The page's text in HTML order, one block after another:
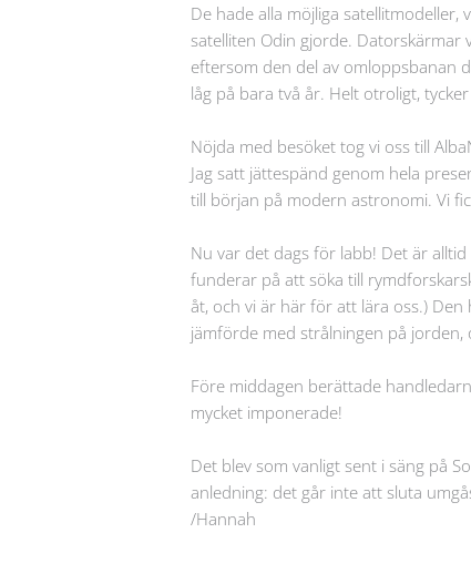
De hade alla möjliga
satelliten Odin gjorde. Datorskärmar
eftersom den del av omloppsbanan
låg på bara två år. Helt otroligt, tycker
Nöjda med besöket tog vi oss till
Jag satt jättespänd genom hela
till början på modern astronomi. Vi
Nu var det dags för labb! Det är
funderar på att söka till
åt, och vi är här för att lära oss.) Den
jämförde med strålningen på
Före middagen berättade
mycket imponerade!
Det blev som vanligt sent i säng på
anledning: det går inte att sluta
/Hannah